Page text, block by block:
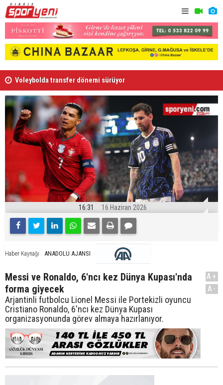
Voleybolda transfer dönemi sürüyor
16:31 16 Haziran 2026
Haber Kaynağı ANADOLU AJANSI
Messi ve Ronaldo, 6'ncı kez Dünya Kupası'nda
forma giyecek
Arjantinli futbolcu Lionel Messi ile Portekizli oyuncu
Cristiano Ronaldo, 6'ncı kez Dünya Kupası
organizasyonunda görev almaya hazırlanıyor.
A+
A-